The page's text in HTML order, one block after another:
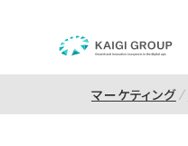
マーケティング